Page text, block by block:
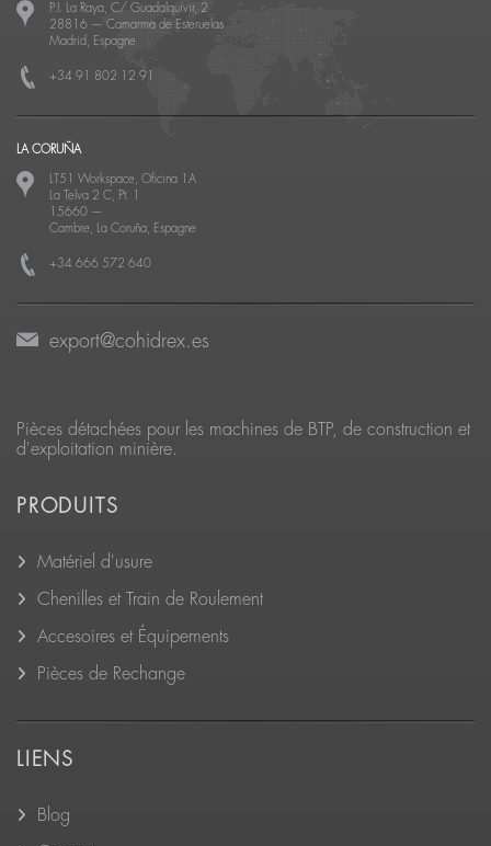
P.I. La Raya, C/ Guadalquivir, 2
28816 — Camarma de Esteruelas
Madrid, Espagne
+34 91 802 12 91
LA CORUÑA
LT51 Workspace, Oficina 1A
La Telva 2 C, Pt. 1
15660 —
Cambre, La Coruña, Espagne
+34 666 572 640
export@cohidrex.es
Pièces détachées pour les machines de BTP, de construction et
d'exploitation minière.
PRODUITS
Matériel d'usure
Chenilles et Train de Roulement
Accesoires et Équipements
Pièces de Rechange
LIENS
Blog